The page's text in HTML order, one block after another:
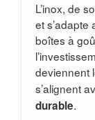
L’inox, de
et s’adapte
boîtes à
deviennent
s’alignent
durable.